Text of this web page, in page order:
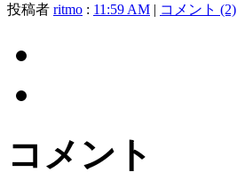
投稿者 ritmo : 11:59 AM | コメント (2)
コメント